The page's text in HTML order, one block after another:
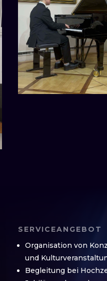
SERVICEANGEBOT
Organisation von
und
Begleitung bei